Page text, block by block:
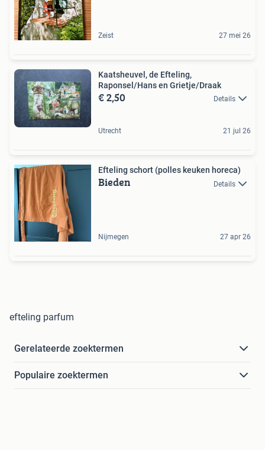
Zeist 27 mei 26
Kaatsheuvel, de Efteling,
Raponsel/Hans en Grietje/Draak
€ 2,50 Details
Utrecht 21 jul 26
Efteling schort (polles keuken horeca)
Bieden Details
Nijmegen 27 apr 26
efteling parfum
Gerelateerde zoektermen
Populaire zoektermen